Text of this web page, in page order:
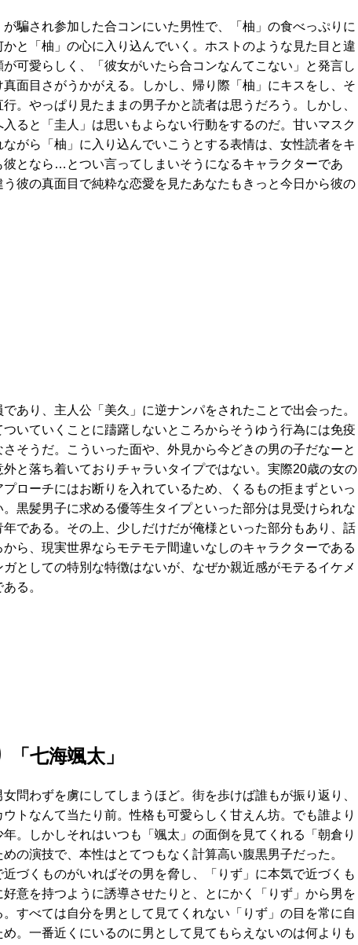
騙され参加した合コンにいた男性で、「柚」の食べっぷりに
と「柚」の心に入り込んでいく。ホストのような見た目と違
可愛らしく、「彼女がいたら合コンなんてこない」と発言し
面目さがうかがえる。しかし、帰り際「柚」にキスをし、そ
。やっぱり見たままの男子かと読者は思うだろう。しかし、
ると「圭人」は思いもよらない行動をするのだ。甘いマスク
ながら「柚」に入り込んでいこうとする表情は、女性読者をキ
彼となら…とつい言ってしまいそうになるキャラクターであ
う彼の真面目で純粋な恋愛を見たあなたもきっと今日から彼の
あり、主人公「美久」に逆ナンパをされたことで出会った。
いていくことに躊躇しないところからそうゆう行為には免疫
そうだ。こういった面や、外見から今どきの男の子だなーと
と落ち着いておりチャラいタイプではない。実際20歳の女の
ローチにはお断りを入れているため、くるもの拒まずといっ
黒髪男子に求める優等生タイプといった部分は見受けられな
年である。その上、少しだけだが俺様といった部分もあり、話
から、現実世界ならモテモテ間違いなしのキャラクターである
ガとしての特別な特徴はないが、なぜか親近感がモテるイケメ
る。
七海颯太」
問わずを虜にしてしまうほど。街を歩けば誰もが振り返り、
トなんて当たり前。性格も可愛らしく甘えん坊。でも誰より
年。しかしそれはいつも「颯太」の面倒を見てくれる「朝倉り
の演技で、本性はとてつもなく計算高い腹黒男子だった。
近づくものがいればその男を脅し、「りず」に本気で近づくも
意を持つように誘導させたりと、とにかく「りず」から男を
すべては自分を男として見てくれない「りず」の目を常に自
。一番近くにいるのに男として見てもらえないのは何よりも